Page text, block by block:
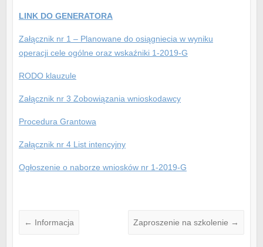
LINK DO GENERATORA
Załącznik nr 1 – Planowane do osiągniecia w wyniku
operacji cele ogólne oraz wskaźniki 1-2019-G
RODO klauzule
Załącznik nr 3 Zobowiązania wnioskodawcy
Procedura Grantowa
Załącznik nr 4 List intencyjny
Ogłoszenie o naborze wniosków nr 1-2019-G
← Informacja Zaproszenie na szkolenie →